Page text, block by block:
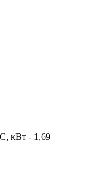
кВт - 1,69